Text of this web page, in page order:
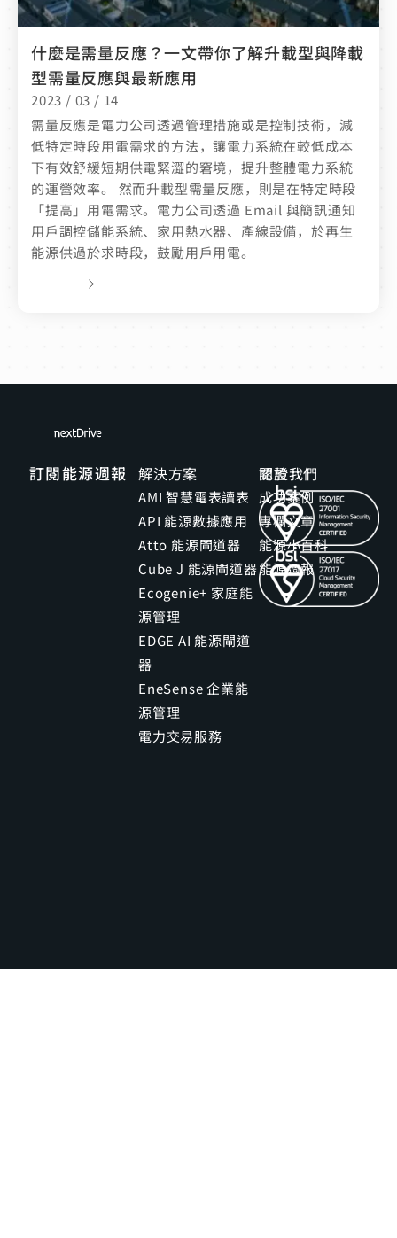
什麼是需量反應？一文帶你了解升載型與降載
型需量反應與最新應用
2023 / 03 / 14
需量反應是電力公司透過管理措施或是控制技術，減
低特定時段用電需求的方法，讓電力系統在較低成本
下有效舒緩短期供電緊澀的窘境，提升整體電力系統
的運營效率。 然而升載型需量反應，則是在特定時段
「提高」用電需求。電力公司透過 Email 與簡訊通知
用戶調控儲能系統、家用熱水器、產線設備，於再生
能源供過於求時段，鼓勵用戶用電。
訂閱能源週報 解決方案
AMI 智慧電表讀表
API 能源數據應用
Atto 能源閘道器
Cube J 能源閘道器
Ecogenie+ 家庭能
源管理
EDGE AI 能源閘道
器
EneSense 企業能
源管理
電力交易服務
關於我們
成功案例
專欄文章
能源小百科
能源週報
認證